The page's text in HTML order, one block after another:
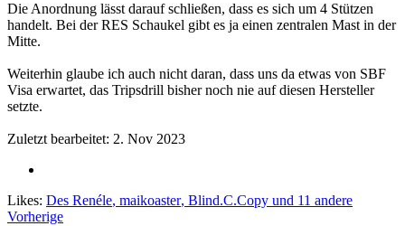
Die Anordnung lässt darauf schließen, dass es sich um 4 Stützen
handelt. Bei der RES Schaukel gibt es ja einen zentralen Mast in der
Mitte.
Weiterhin glaube ich auch nicht daran, dass uns da etwas von SBF
Visa erwartet, das Tripsdrill bisher noch nie auf diesen Hersteller
setzte.
Zuletzt bearbeitet: 2. Nov 2023
Likes: Des Renéle, maikoaster, Blind.C.Copy und 11 andere
Vorherige